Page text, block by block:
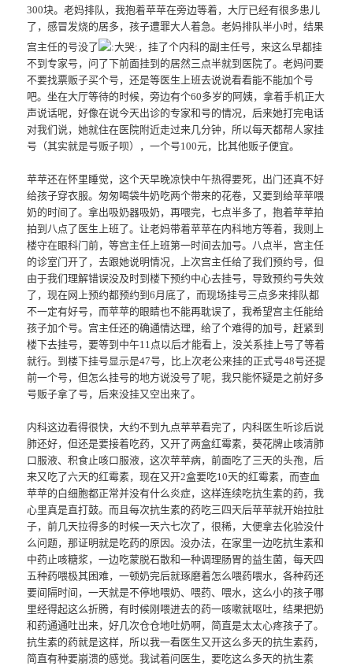
300块。老妈排队，我抱着苹苹在旁边等着，大厅已经有很多患儿
了，感冒发烧的居多，孩子遭罪大人着急。老妈排队半小时，结果
宫主任的号没了
，挂了个内科的副主任号，来这么早都挂
不到专家号，问了下前面挂到的居然三点半就到医院了。老妈问要
不要找票贩子买个号，还是等医生上班去说说看看能不能加个号
吧。坐在大厅等待的时候，旁边有个60多岁的阿姨，拿着手机正大
声说话呢，好像在说今天出诊的专家和号的情况，后来她打完电话
对我们说，她就住在医院附近走过来几分钟，所以每天都帮人家挂
号（其实就是号贩子呗），一个号100元，比其他贩子便宜。
苹苹还在怀里睡觉，这个天早晚凉快中午热得要死，出门还真不好
给孩子穿衣服。匆匆喝袋牛奶吃两个带来的花卷，又要到给苹苹喂
奶的时间了。拿出吸奶器吸奶，再喂完，七点半多了，抱着苹苹拍
拍到八点了医生上班了。让老妈带着苹苹在内科地方等着，我则上
楼守在眼科门前，等宫主任上班第一时间去加号。八点半，宫主任
的诊室门开了，去跟她说明情况，上次宫主任给了我们预约号，但
由于我们理解错误没及时到楼下预约中心去挂号，导致预约号失效
了，现在网上预约都预约到6月底了，而现场挂号三点多来排队都
不一定有好号，而苹苹的眼睛也不能再耽误了，我希望宫主任能给
孩子加个号。宫主任还的确通情达理，给了个难得的加号，赶紧到
楼下去挂号，要等到中午11点以后才能看上，没关系挂上号了等着
就行。到楼下挂号显示是47号，比上次老公来挂的正式号48号还提
前一个号，但怎么挂号的地方说没号了呢，我只能怀疑是之前好多
号贩子拿了号，后来没挂又空出来了。
内科这边看得很快，大约不到九点苹苹看完了，内科医生听诊后说
肺还好，但还是要接着吃药，又开了两盒红霉素，葵花牌止咳清肺
口服液、积食止咳口服液，这次苹苹病，前面吃了三天的头孢，后
来又吃了六天的红霉素，现在又开2盒要吃10天的红霉素，而查血
苹苹的白细胞都正常并没有什么炎症，这样连续吃抗生素的药，我
心里真是直打鼓。而且每次抗生素的药吃三四天后苹苹就开始拉肚
子，前几天拉得多的时候一天六七次了，很稀，大便拿去化验没什
么问题，那证明就是吃药的原因。没办法，在家里一边吃抗生素和
中药止咳糖浆，一边吃蒙脱石散和一种调理肠胃的益生菌，每天四
五种药喂极其困难，一顿奶完后就琢磨着怎么喂药喂水，各种药还
要间隔时间，一天就是不停地喂奶、喂药、喂水，这么小的孩子哪
里经得起这么折腾，有时候刚喂进去的药一咳嗽就呕吐，结果把奶
和药通通吐出来，好几次仓仓地吐奶啊，简直是太太心疼孩子了。
抗生素的药就是这样，所以我一看医生又开这么多天的抗生素药，
简直有种要崩溃的感觉。我试着问医生，要吃这么多天的抗生素